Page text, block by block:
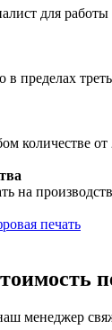
для
пределах
количестве
на
печать
менеджер